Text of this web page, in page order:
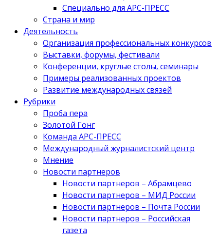
Специально для АРС-ПРЕСС
Страна и мир
Деятельность
Организация профессиональных конкурсов
Выставки, форумы, фестивали
Конференции, круглые столы, семинары
Примеры реализованных проектов
Развитие международных связей
Рубрики
Проба пера
Золотой Гонг
Команда АРС-ПРЕСС
Международный журналистский центр
Мнение
Новости партнеров
Новости партнеров – Абрамцево
Новости партнеров – МИД России
Новости партнеров – Почта России
Новости партнеров – Российская
газета